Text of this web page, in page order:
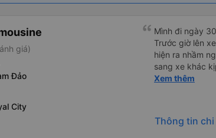
giá)
Đảo
City
Mình đi ngày
Trước giờ lên
hiện ra nhầm
sang xe khác
Anh tài xế rất
Xem thêm
Thông tin